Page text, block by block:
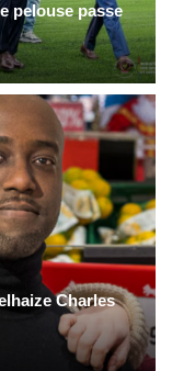
pelouse passe
Charles